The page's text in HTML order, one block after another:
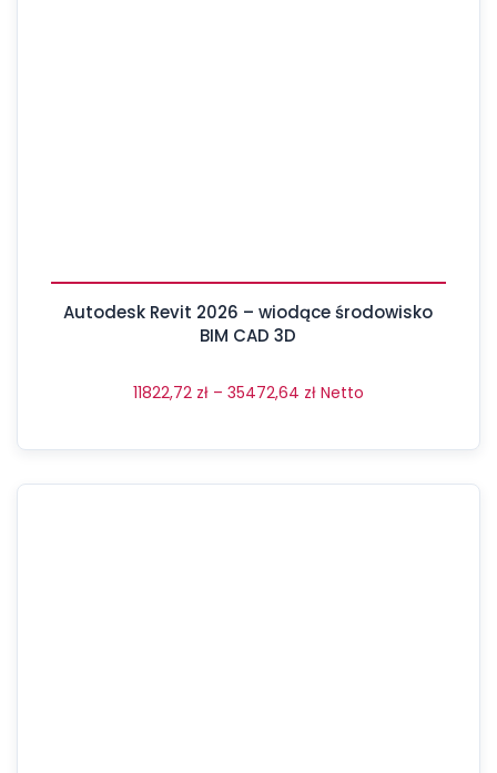
Autodesk Revit 2026 – wiodące środowisko
BIM CAD 3D
11822,72 zł – 35472,64 zł Netto